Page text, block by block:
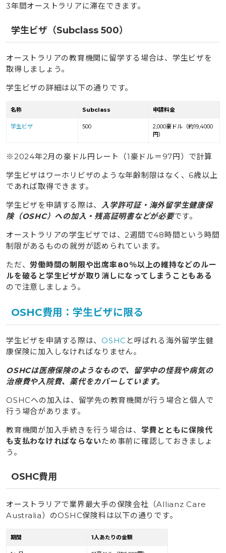
3年間オーストラリアに滞在できます。
学生ビザ（Subclass 500）
オーストラリアの教育機関に留学する場合は、学生ビザを
取得しましょう。
学生ビザの詳細は以下の通りです。
名称 Subclass 申請料金
学生ビザ 500
2,000豪ドル（約19,4000
円）
※2024年2月の豪ドル円レート（1豪ドル＝97円）で計算
学生ビザはワーホリビザのような年齢制限はなく、6歳以上
であれば取得できます。
学生ビザを申請する際は、
入学許可証・海外留学生健康保
険（OSHC）への加入・残高証明書などが必要です。
オーストラリアの学生ビザでは、2週間で48時間という時間
制限があるものの就労が認められています。
ただ、 労働時間の制限や出席率80％以上の維持などのルー
ルを破ると学生ビザが取り消しになってしまうこともある
ので注意しましょう。
OSHC費用：学生ビザに限る
学生ビザを申請する際は、 OSHC と呼ばれる海外留学生健
康保険に加入しなければなりません。
OSHCは医療保険のようなもので、留学中の怪我や病気の
治療費や入院費、薬代をカバーしています。
OSHCへの加入は、留学先の教育機関が行う場合と個人で
行う場合があります。
教育機関が加入手続きを行う場合は、 学費とともに保険代
も支払わなければならないため事前に確認しておきましょ
う。
OSHC費用
オーストラリアで業界最大手の保険会社（Allianz Care
Australia）のOSHC保険料は以下の通りです。
期間 1人あたりの金額